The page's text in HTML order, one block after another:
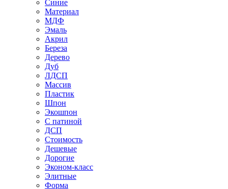
Синие
Материал
МДФ
Эмаль
Акрил
Береза
Дерево
Дуб
ЛДСП
Массив
Пластик
Шпон
Экошпон
С патиной
ДСП
Стоимость
Дешевые
Дорогие
Эконом-класс
Элитные
Форма